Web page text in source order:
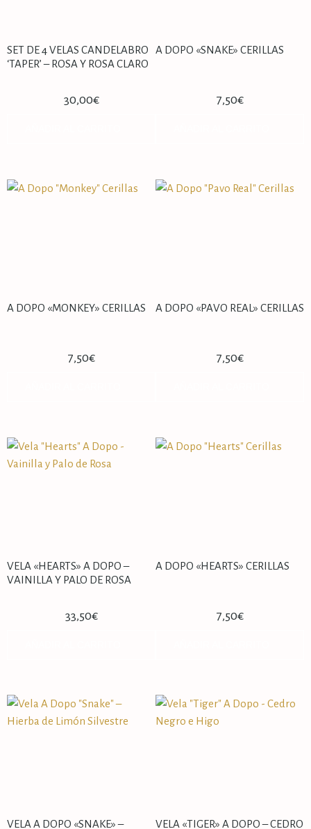
SET DE 4 VELAS CANDELABRO
‘TAPER’ – ROSA Y ROSA CLARO
30,00€
A DOPO «SNAKE» CERILLAS
7,50€
A DOPO «MONKEY» CERILLAS
7,50€
A DOPO «PAVO REAL» CERILLAS
7,50€
VELA «HEARTS» A DOPO –
VAINILLA Y PALO DE ROSA
33,50€
A DOPO «HEARTS» CERILLAS
7,50€
VELA A DOPO «SNAKE» – VELA «TIGER» A DOPO – CEDRO